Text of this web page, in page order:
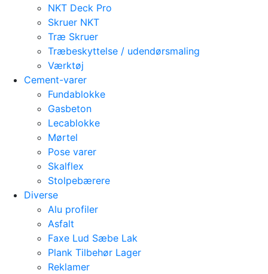
NKT Deck Pro
Skruer NKT
Træ Skruer
Træbeskyttelse / udendørsmaling
Værktøj
Cement-varer
Fundablokke
Gasbeton
Lecablokke
Mørtel
Pose varer
Skalflex
Stolpebærere
Diverse
Alu profiler
Asfalt
Faxe Lud Sæbe Lak
Plank Tilbehør Lager
Reklamer